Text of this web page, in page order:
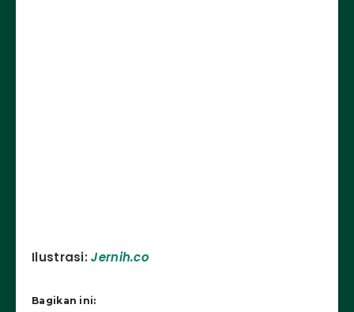
Ilustrasi:Jernih.co
Bagikan ini: